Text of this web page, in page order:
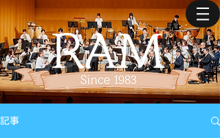
記事